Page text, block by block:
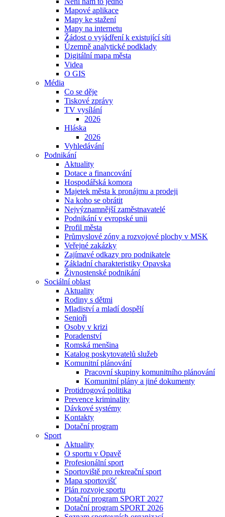
Mapové aplikace
Mapy ke stažení
Mapy na internetu
Žádost o vyjádření k existující síti
Územně analytické podklady
Digitální mapa města
Videa
O GIS
Média
Co se děje
Tiskové zprávy
TV vysílání
2026
Hláska
2026
Vyhledávání
Podnikání
Aktuality
Dotace a financování
Hospodářská komora
Majetek města k pronájmu a prodeji
Na koho se obrátit
Nejvýznamnější zaměstnavatelé
Podnikání v evropské unii
Profil města
Průmyslové zóny a rozvojové plochy v MSK
Veřejné zakázky
Zajímavé odkazy pro podnikatele
Základní charakteristiky Opavska
Živnostenské podnikání
Sociální oblast
Aktuality
Rodiny s dětmi
Mladiství a mladí dospělí
Senioři
Osoby v krizi
Poradenství
Romská menšina
Katalog poskytovatelů služeb
Komunitní plánování
Pracovní skupiny komunitního plánování
Komunitní plány a jiné dokumenty
Protidrogová politika
Prevence kriminality
Dávkové systémy
Kontakty
Dotační program
Sport
Aktuality
O sportu v Opavě
Profesionální sport
Sportoviště pro rekreační sport
Mapa sportovišť
Plán rozvoje sportu
Dotační program SPORT 2027
Dotační program SPORT 2026